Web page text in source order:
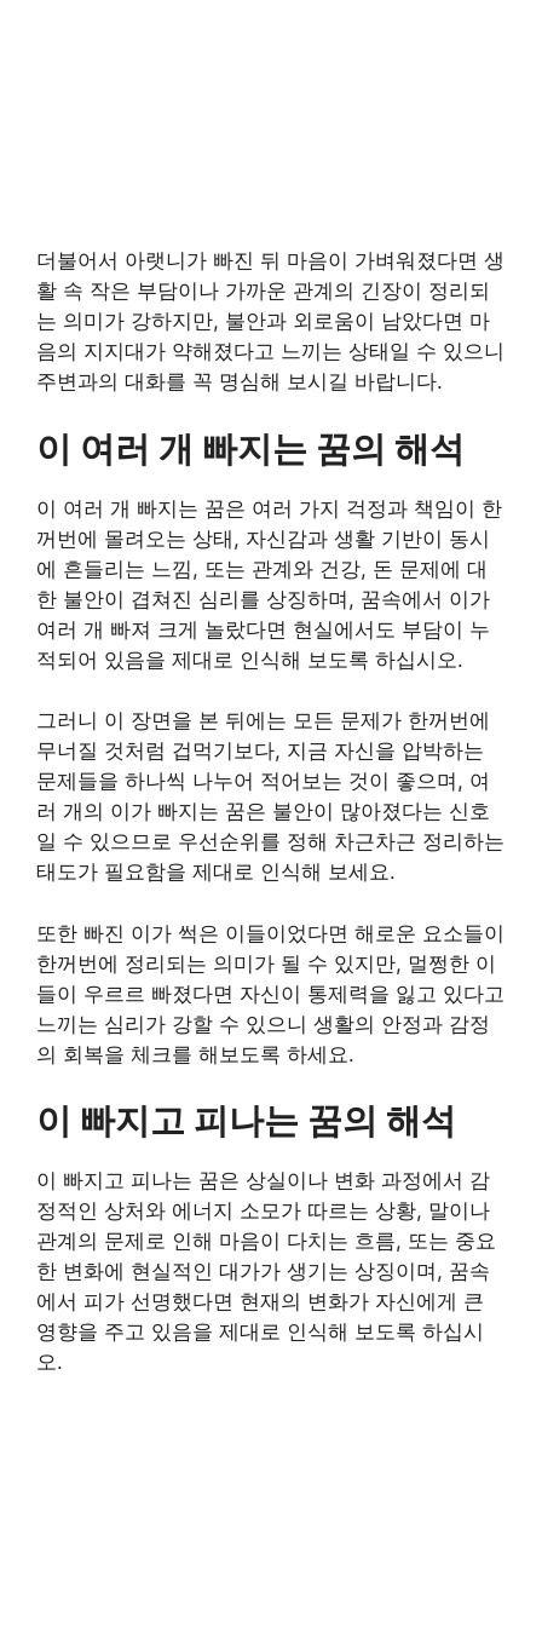
더불어서 아랫니가 빠진 뒤 마음이 가벼워졌다면 생
활 속 작은 부담이나 가까운 관계의 긴장이 정리되
는 의미가 강하지만, 불안과 외로움이 남았다면 마
음의 지지대가 약해졌다고 느끼는 상태일 수 있으니
주변과의 대화를 꼭 명심해 보시길 바랍니다.
이 여러 개 빠지는 꿈의 해석
이 여러 개 빠지는 꿈은 여러 가지 걱정과 책임이 한
꺼번에 몰려오는 상태, 자신감과 생활 기반이 동시
에 흔들리는 느낌, 또는 관계와 건강, 돈 문제에 대
한 불안이 겹쳐진 심리를 상징하며, 꿈속에서 이가
여러 개 빠져 크게 놀랐다면 현실에서도 부담이 누
적되어 있음을 제대로 인식해 보도록 하십시오.
그러니 이 장면을 본 뒤에는 모든 문제가 한꺼번에
무너질 것처럼 겁먹기보다, 지금 자신을 압박하는
문제들을 하나씩 나누어 적어보는 것이 좋으며, 여
러 개의 이가 빠지는 꿈은 불안이 많아졌다는 신호
일 수 있으므로 우선순위를 정해 차근차근 정리하는
태도가 필요함을 제대로 인식해 보세요.
또한 빠진 이가 썩은 이들이었다면 해로운 요소들이
한꺼번에 정리되는 의미가 될 수 있지만, 멀쩡한 이
들이 우르르 빠졌다면 자신이 통제력을 잃고 있다고
느끼는 심리가 강할 수 있으니 생활의 안정과 감정
의 회복을 체크를 해보도록 하세요.
이 빠지고 피나는 꿈의 해석
이 빠지고 피나는 꿈은 상실이나 변화 과정에서 감
정적인 상처와 에너지 소모가 따르는 상황, 말이나
관계의 문제로 인해 마음이 다치는 흐름, 또는 중요
한 변화에 현실적인 대가가 생기는 상징이며, 꿈속
에서 피가 선명했다면 현재의 변화가 자신에게 큰
영향을 주고 있음을 제대로 인식해 보도록 하십시
오.